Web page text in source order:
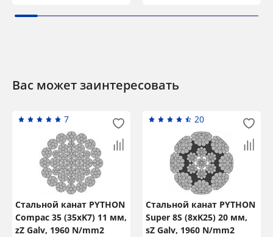
Вас может заинтересовать
7
Стальной канат PYTHON
Compac 35 (35xK7) 11 мм,
zZ Galv, 1960 N/mm2
20
Стальной канат PYTHON
Super 8S (8xK25) 20 мм,
sZ Galv, 1960 N/mm2